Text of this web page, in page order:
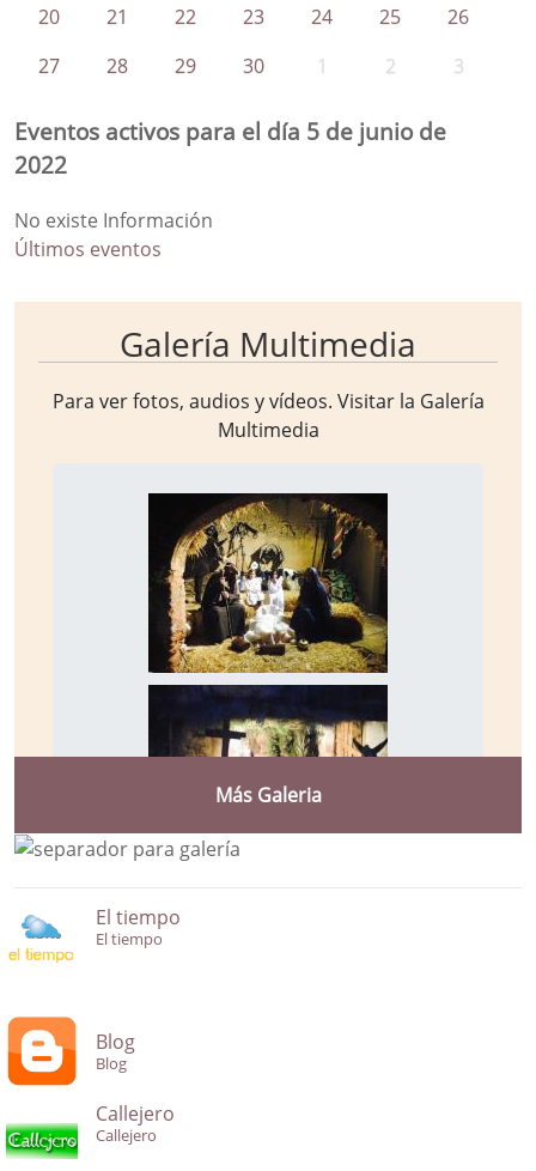
20 21 22 23 24 25
26
27
28 29 30 1 2 3
Eventos activos para el día 5 de junio de
2022
No existe Información
Últimos eventos
Galería Multimedia
Para ver fotos, audios y vídeos. Visitar la Galería
Multimedia
Más Galeria
El tiempo
El tiempo
Blog
Blog
Callejero
Callejero